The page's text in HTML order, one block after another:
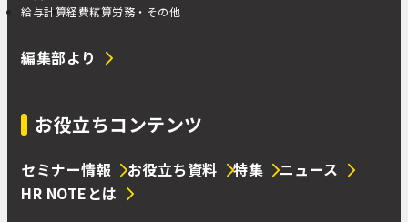
給与計算経費精算労務・その他
編集部より
お役立ちコンテンツ
セミナー情報 お役立ち資料 特集
ニュース
HR NOTEとは